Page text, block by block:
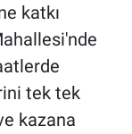
katkı
tek tek
kazana